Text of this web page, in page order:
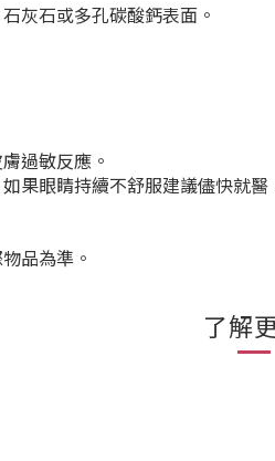
灰石或多孔碳酸鈣表面。
過敏反應。
果眼睛持續不舒服建議儘快就
品為準。
了解